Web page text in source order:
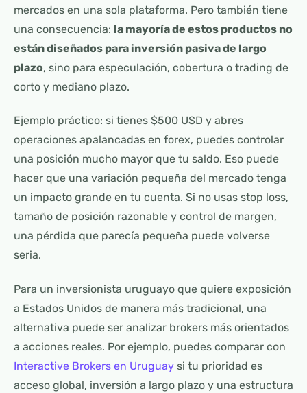
mercados en una sola plataforma. Pero también tiene
una consecuencia: la mayoría de estos productos no
están diseñados para inversión pasiva de largo
plazo, sino para especulación, cobertura o trading de
corto y mediano plazo.
Ejemplo práctico: si tienes $500 USD y abres
operaciones apalancadas en forex, puedes controlar
una posición mucho mayor que tu saldo. Eso puede
hacer que una variación pequeña del mercado tenga
un impacto grande en tu cuenta. Si no usas stop loss,
tamaño de posición razonable y control de margen,
una pérdida que parecía pequeña puede volverse
seria.
Para un inversionista uruguayo que quiere exposición
a Estados Unidos de manera más tradicional, una
alternativa puede ser analizar brokers más orientados
a acciones reales. Por ejemplo, puedes comparar con
Interactive Brokers en Uruguay si tu prioridad es
acceso global, inversión a largo plazo y una estructura